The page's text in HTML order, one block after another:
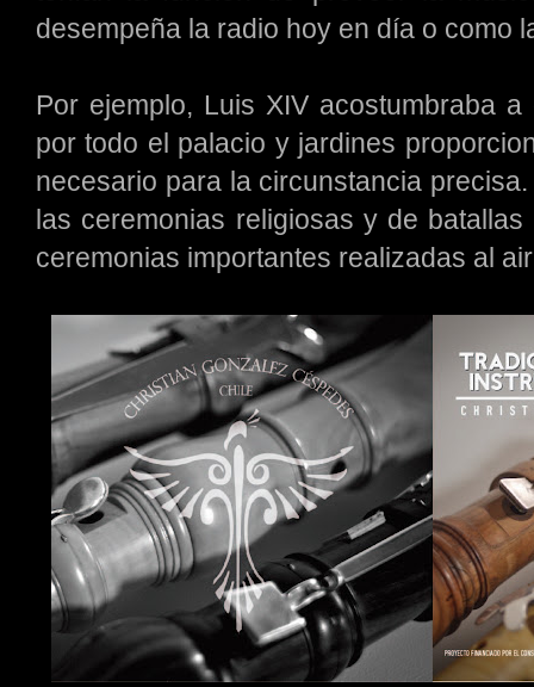
desempeña la radio hoy en día o como
Por ejemplo, Luis XIV acostumbraba
por todo el palacio y jardines
necesario para la circunstancia
las ceremonias religiosas y de
ceremonias importantes realizadas al